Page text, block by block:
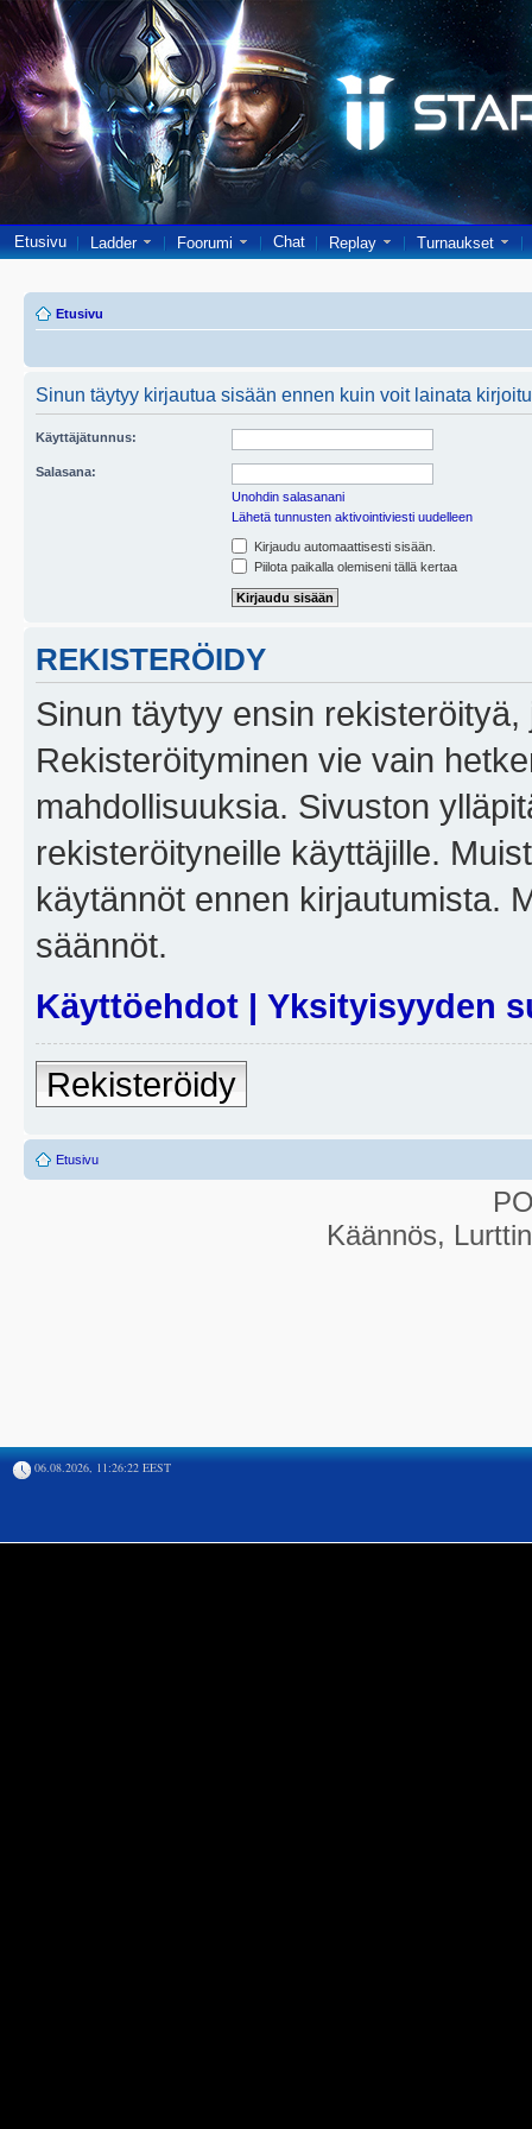
Etusivu Ladder Foorumi Chat Replay Turnaukset
Etusivu
Sinun täytyy kirjautua sisään ennen kuin voit lainata
Käyttäjätunnus:
Salasana:
Unohdin salasanani
Lähetä tunnusten aktivointiviesti uudelleen
Kirjaudu automaattisesti sisään.
Piilota paikalla olemiseni tällä kertaa
REKISTERÖIDY
Sinun täytyy ensin
Rekisteröityminen vie vain
mahdollisuuksia. Sivuston
rekisteröityneille käyttäjille.
käytännöt ennen kirjautumista.
säännöt.
Käyttöehdot | Yksityisyyden
Rekisteröidy
Etusivu
Käännös,
06.08.2026, 11:26:22 EEST